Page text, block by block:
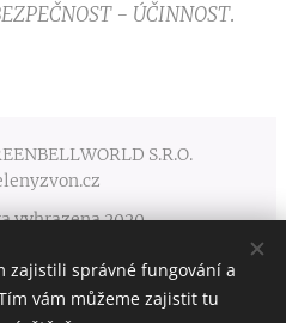
- ÚČINNOST.
S.R.O.
vyhrazena 2020
Cookies
zajistili správné fungování a
vám můžeme zajistit tu